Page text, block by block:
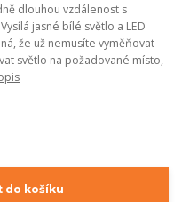
dlouhou vzdálenost s
jasné bílé světlo a LED
že už nemusíte vyměňovat
světlo na požadované místo,
do košíku